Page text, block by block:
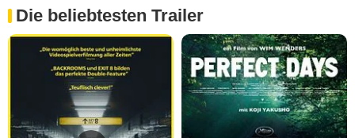
Die beliebtesten Trailer